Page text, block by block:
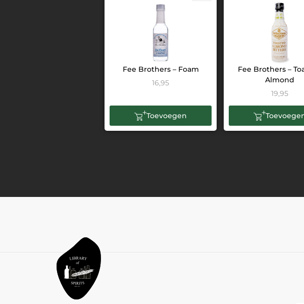
Fee Brothers – Foam
16,95
Toevoegen
Fee Brothers –
Almond
19,95